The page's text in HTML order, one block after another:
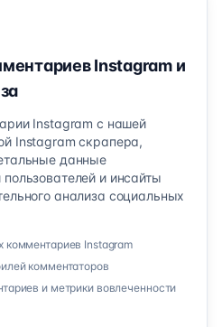
Instagram и
Instagram с нашей
Instagram скрапера,
данные
и инсайты
анализа социальных
комментариев Instagram
комментаторов
и метрики вовлеченности